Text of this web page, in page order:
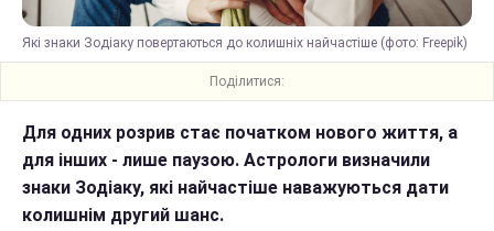
Які знаки Зодіаку повертаються до колишніх найчастіше (фото: Freepik)
Поділитися:
Для одних розрив стає початком нового життя, а
для інших - лише паузою. Астрологи визначили
знаки Зодіаку, які найчастіше наважуються дати
колишнім другий шанс.